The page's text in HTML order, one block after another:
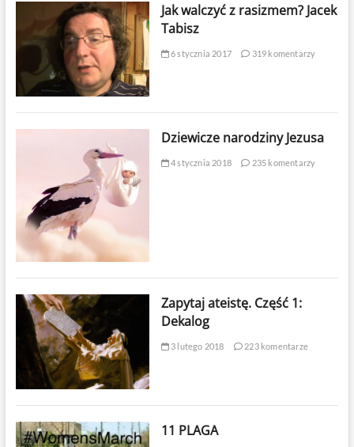
Jak walczyć z rasizmem? Jacek
Tabisz
6 stycznia 2017 319 komentarzy
Dziewicze narodziny Jezusa
4 stycznia 2018 235 komentarzy
Zapytaj ateistę. Część 1:
Dekalog
3 lutego 2018 223 komentarze
11 PLAGA